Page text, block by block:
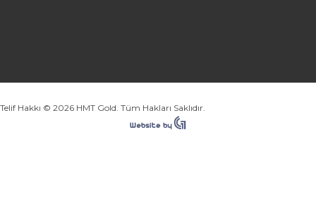
Telif Hakkı © 2026 HMT Gold. Tüm Hakları Saklıdır.